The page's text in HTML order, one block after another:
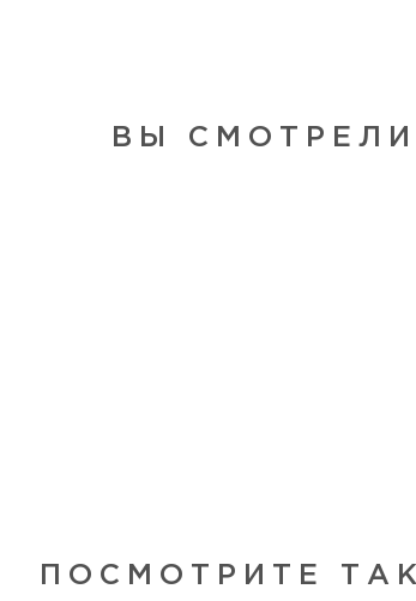
ВЫ СМОТРЕЛИ
ПОСМОТРИТЕ